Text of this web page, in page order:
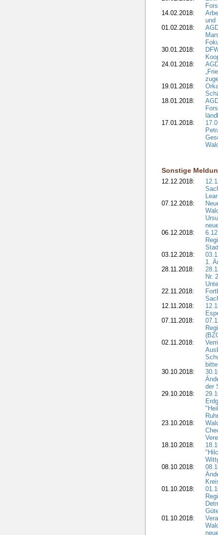
14.02.2018:
und
01.02.2018:
30.01.2018:
24.01.2018:
19.01.2018:
18.01.2018:
17.01.2018:
Sonstige
12.12.2018:
07.12.2018:
06.12.2018:
03.12.2018:
1.
28.11.2018:
Nr.
22.11.2018:
12.11.2018:
07.11.2018:
02.11.2018:
30.10.2018:
der
29.10.2018:
23.10.2018:
18.10.2018:
08.10.2018:
01.10.2018:
01.10.2018: